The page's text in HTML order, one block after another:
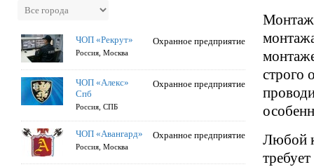
Монтаж
строго
Любой
Охранное предприятие
ЧОП «Рекрут»
Россия, Москва
Охранное предприятие
ЧОП «Алекс»
Спб
Россия, СПБ
Охранное предприятие
ЧОП «Авангард»
Россия, Москва